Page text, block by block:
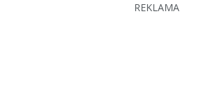
REKLAMA